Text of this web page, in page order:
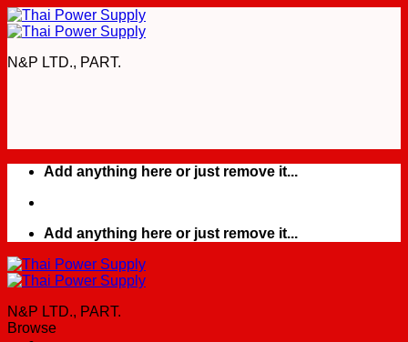
Skip
to
N&P LTD., PART.
Add anything here or just remove it...
Add anything here or just remove it...
N&P LTD., PART.
Browse